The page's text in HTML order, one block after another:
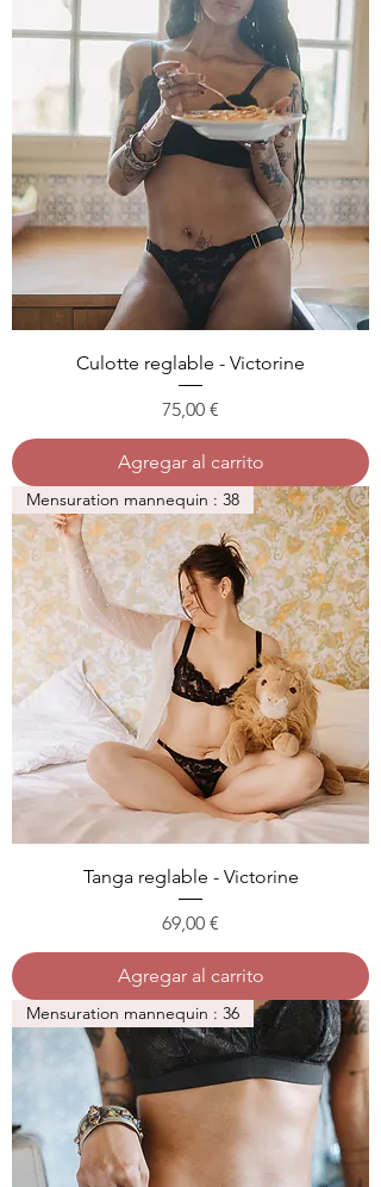
Culotte reglable - Victorine
Precio
75,00 €
Agregar al carrito
Mensuration mannequin : 38
Tanga reglable - Victorine
Precio
69,00 €
Agregar al carrito
Mensuration mannequin : 36